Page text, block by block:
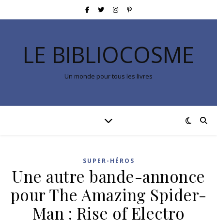
LE BIBLIOCOSME
Un monde pour tous les livres
SUPER-HÉROS
Une autre bande-annonce
pour The Amazing Spider-
Man : Rise of Electro